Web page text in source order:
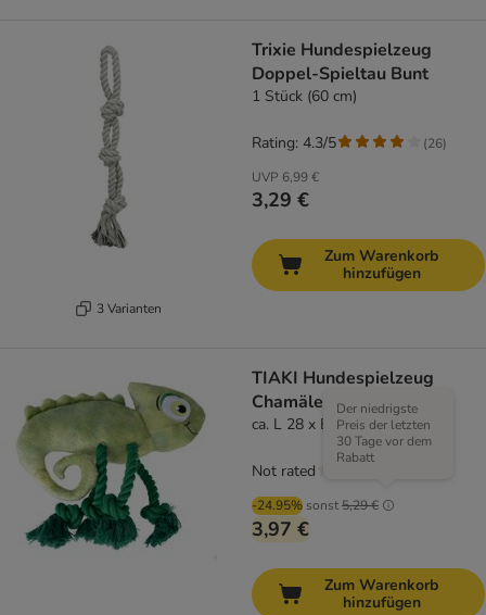
3 Varianten
Trixie Hundespielzeug
Doppel-Spieltau Bunt
1 Stück (60 cm)
UVP 6,99 €
3,29 €
Rating: 4.3/5 (26)
Zum Warenkorb
hinzufügen
TIAKI Hundespielzeug
Chamäleon Pedro
ca. L 28 x B 15 x H 6 cm
-24.95% sonst5,29 €
Der niedrigste
Preis der letzten
30 Tage vor dem
Rabatt
3,97 €
Not rated
Zum Warenkorb
hinzufügen